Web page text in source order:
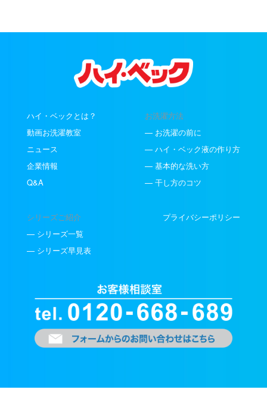
ハイ・ベックとは？
動画お洗濯教室
ニュース
企業情報
Q&A
お洗濯方法
— お洗濯の前に
— ハイ・ベック液の作り方
— 基本的な洗い方
— 干し方のコツ
シリーズご紹介
— シリーズ一覧
— シリーズ早見表
プライバシーポリシー